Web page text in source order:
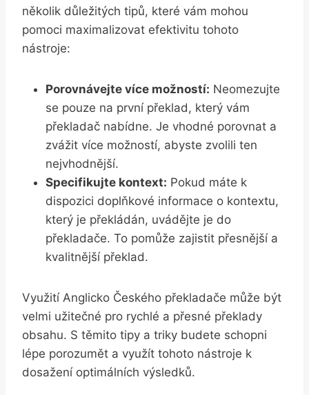
několik důležitých tipů, které vám mohou
pomoci maximalizovat efektivitu tohoto
nástroje:
Porovnávejte více možností: Neomezujte
se pouze na první překlad, který vám
překladač nabídne. Je vhodné porovnat a
zvážit více možností, abyste zvolili ten
nejvhodnější.
Specifikujte kontext: Pokud máte k
dispozici doplňkové informace o kontextu,
který je překládán, uvádějte je do
překladače. To pomůže zajistit přesnější a
kvalitnější překlad.
Využití Anglicko Českého překladače může být
velmi užitečné pro rychlé a přesné překlady
obsahu. S těmito tipy a triky budete schopni
lépe porozumět a využít tohoto nástroje k
dosažení optimálních výsledků.